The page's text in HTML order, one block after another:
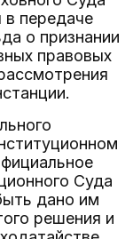
в передаче
о признании
правовых
Суда
дано им
решения и